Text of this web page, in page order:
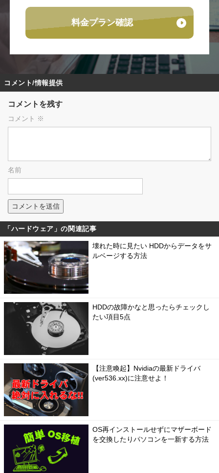
料金プラン確認
コメント/情報提供
コメントを残す
コメント ※
名前
「ハードウェア」の関連記事
壊れた時に見たい HDDからデータをサ
ルベージする方法
HDDの故障かなと思ったらチェックし
たい項目5点
【注意喚起】Nvidiaの最新ドライバ
(ver536.xx)に注意せよ！
OS再インストールせずにマザーボード
を交換したりパソコンを一新する方法